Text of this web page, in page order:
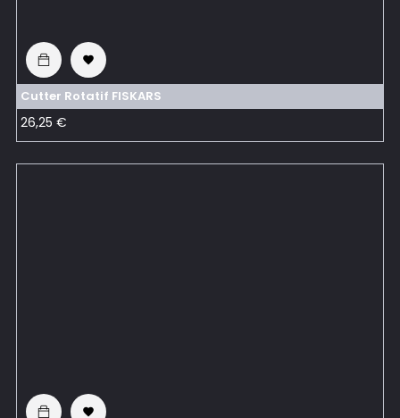

Cutter Rotatif FISKARS
Prix
26,25 €
